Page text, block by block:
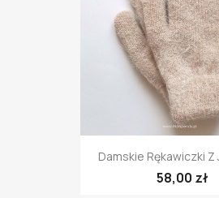
Damskie Rękawiczki Z
58,00 zł